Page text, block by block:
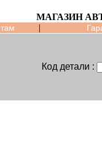
МАГАЗИН
|
Код детали :